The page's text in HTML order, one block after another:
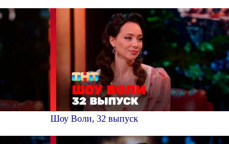
Шоу Воли, 32 выпуск